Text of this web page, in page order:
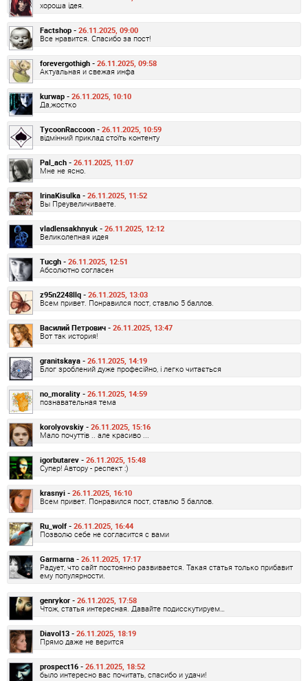
хороша ідея.
Factshop - 26.11.2025, 09:00
Все нравится. Спасибо за пост!
forevergothigh - 26.11.2025, 09:58
Актуальная и свежая инфа
kurwap - 26.11.2025, 10:10
Да,жостко
TycoonRaccoon - 26.11.2025, 10:59
відмінний приклад стоїть контенту
Pal_ach - 26.11.2025, 11:07
Мне не ясно.
IrinaKisulka - 26.11.2025, 11:52
Вы Преувеличиваете.
vladlensakhnyuk - 26.11.2025, 12:12
Великолепная идея
Tucgh - 26.11.2025, 12:51
Абсолютно согласен
z95n2248llq - 26.11.2025, 13:03
Всем привет. Понравился пост, ставлю 5 баллов.
Василий Петрович - 26.11.2025, 13:47
Вот так история!
granitskaya - 26.11.2025, 14:19
Блог зроблений дуже професійно, і легко читається
no_morality - 26.11.2025, 14:59
познавательная тема
korolyovskiy - 26.11.2025, 15:16
Мало почуттів .. але красиво ...
igorbutarev - 26.11.2025, 15:48
Супер! Автору - респект :)
krasnyi - 26.11.2025, 16:10
Всем привет. Понравился пост, ставлю 5 баллов.
Ru_wolf - 26.11.2025, 16:44
Позволю себе не согласится с вами
Garmarna - 26.11.2025, 17:17
Радует, что сайт постоянно развивается. Такая статья только прибавит
ему популярности.
genrykor - 26.11.2025, 17:58
Чтож, статья интересная. Давайте подисскутируем…
Diavol13 - 26.11.2025, 18:19
Прямо даже не верится
prospect16 - 26.11.2025, 18:52
было интересно вас почитать, спасибо и удачи!